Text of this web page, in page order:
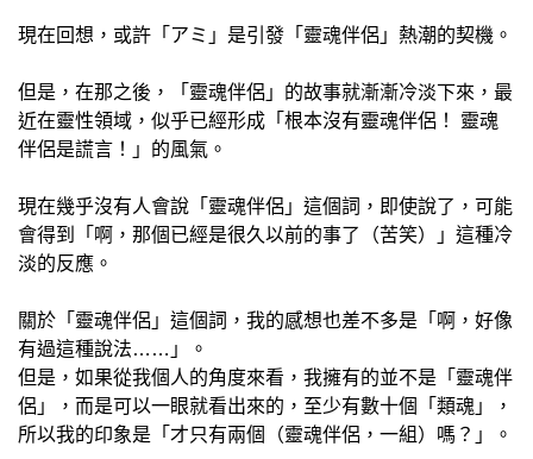
現在回想，或許「アミ」是引發「靈魂伴侶」熱潮的契機。
但是，在那之後，「靈魂伴侶」的故事就漸漸冷淡下來，最
近在靈性領域，似乎已經形成「根本沒有靈魂伴侶！ 靈魂
伴侶是謊言！」的風氣。
現在幾乎沒有人會說「靈魂伴侶」這個詞，即使說了，可能
會得到「啊，那個已經是很久以前的事了（苦笑）」這種冷
淡的反應。
關於「靈魂伴侶」這個詞，我的感想也差不多是「啊，好像
有過這種說法……」。
但是，如果從我個人的角度來看，我擁有的並不是「靈魂伴
侶」，而是可以一眼就看出來的，至少有數十個「類魂」，
所以我的印象是「才只有兩個（靈魂伴侶，一組）嗎？」。